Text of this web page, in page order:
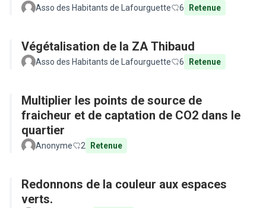
Asso des Habitants de Lafourguette 6 Retenue
Végétalisation de la ZA Thibaud
Asso des Habitants de Lafourguette 6 Retenue
Multiplier les points de source de
fraicheur et de captation de CO2 dans le
quartier
Anonyme 2 Retenue
Redonnons de la couleur aux espaces
verts.